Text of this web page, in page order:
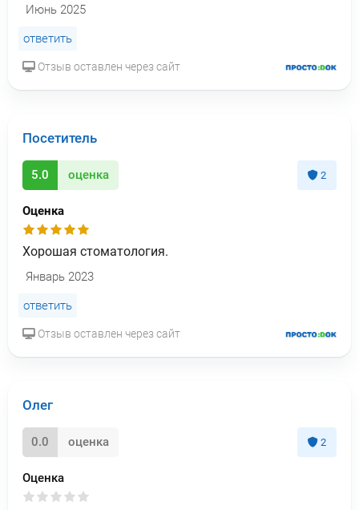
Июнь 2025
ответить
Отзыв оставлен через сайт
Посетитель
5.0 оценка 2
Оценка
Хорошая стоматология.
Январь 2023
ответить
Отзыв оставлен через сайт
Олег
0.0 оценка 2
Оценка